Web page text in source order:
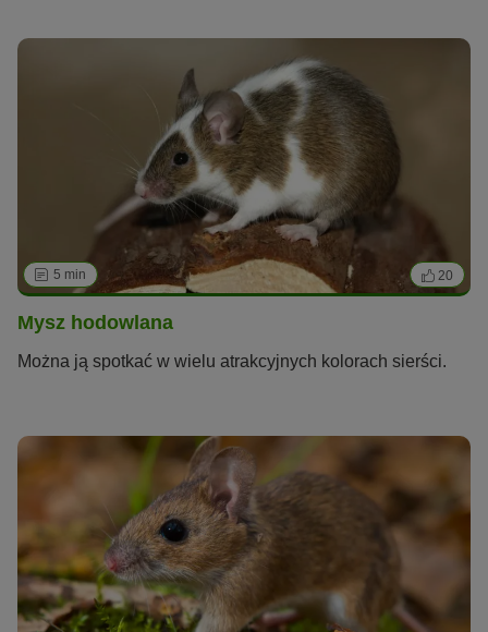
5 min 20
Mysz hodowlana
Można ją spotkać w wielu atrakcyjnych kolorach sierści.